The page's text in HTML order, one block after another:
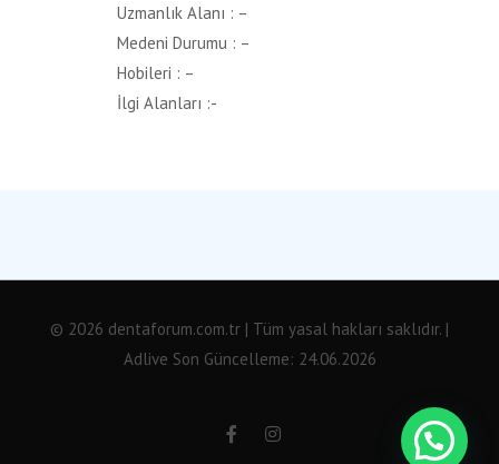
Uzmanlık Alanı : –
Medeni Durumu : –
Hobileri : –
İlgi Alanları :-
© 2026 dentaforum.com.tr | Tüm yasal hakları saklıdır. |
Adlive Son Güncelleme: 24.06.2026